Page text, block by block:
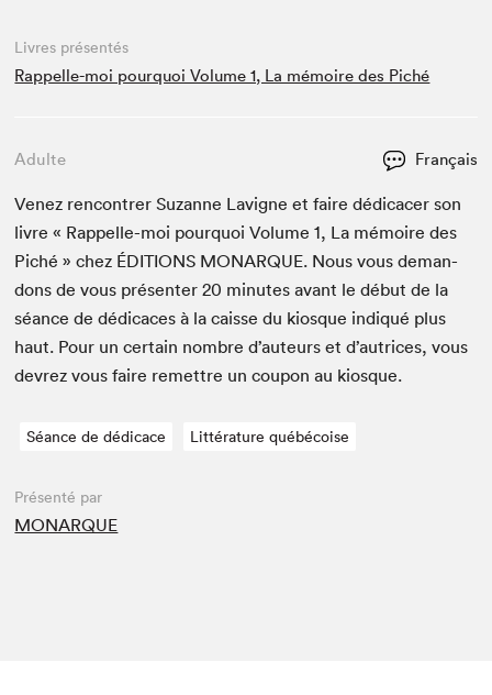
Livres présentés
Rappelle-moi pourquoi Volume 1, La mémoire des Piché
Adulte Français
Venez ren­con­tr­er Suzanne Lav­i­gne et faire dédi­cac­er son
livre « Rap­pelle-moi pourquoi Vol­ume1, La mémoire des
Piché » chez ÉDI­TIONS MONAR­QUE. Nous vous deman­
dons de vous présen­ter20 min­utes avant le début de la
séance de dédi­caces à la caisse du kiosque indiqué plus
haut. Pour un cer­tain nom­bre d’auteurs et d’autrices, vous
devrez vous faire remet­tre un coupon au kiosque.
Séance de dédicace Littérature québécoise
Présenté par
MONARQUE